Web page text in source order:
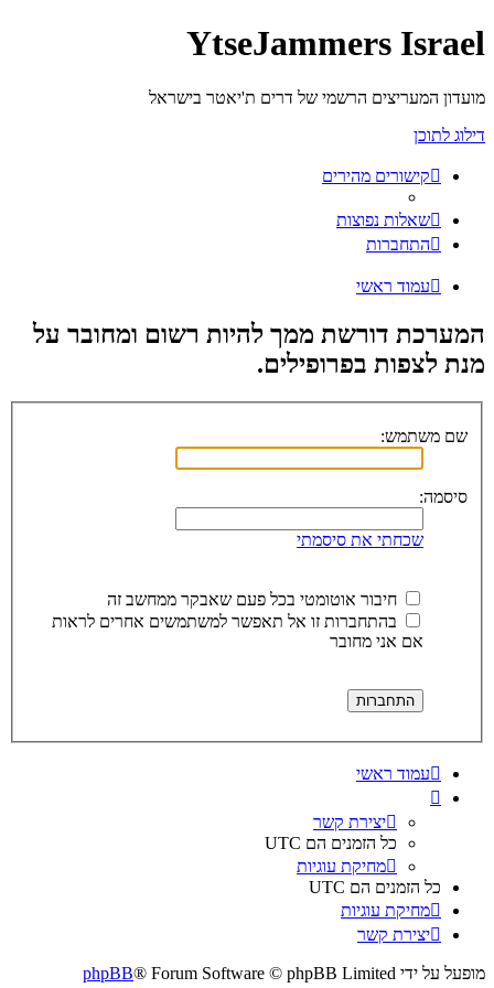
YtseJammers Israel
מועדון המעריצים הרשמי של דרים ת'יאטר בישראל
דילוג לתוכן
קישורים מהירים
שאלות נפוצות
התחברות
עמוד ראשי
המערכת דורשת ממך להיות רשום ומחובר על
מנת לצפות בפרופילים.
שם משתמש:
סיסמה:
שכחתי את סיסמתי
חיבור אוטומטי בכל פעם שאבקר ממחשב זה
בהתחברות זו אל תאפשר למשתמשים אחרים לראות
אם אני מחובר
עמוד ראשי
יצירת קשר
כל הזמנים הם UTC
מחיקת עוגיות
כל הזמנים הם UTC
מחיקת עוגיות
יצירת קשר
מופעל על ידי phpBB® Forum Software © phpBB Limited